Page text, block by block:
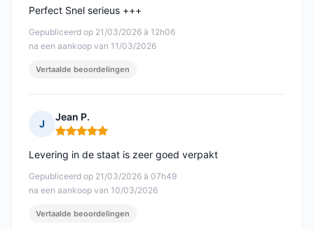
Gepubliceerd op 21/03/2026 à 12h06
na een aankoop van 11/03/2026
Perfect Snel serieus +++
Vertaalde beoordelingen
J
Jean P.
Opmerking: 5 van 5
Gepubliceerd op 21/03/2026 à 07h49
na een aankoop van 10/03/2026
Levering in de staat is zeer goed verpakt
Vertaalde beoordelingen